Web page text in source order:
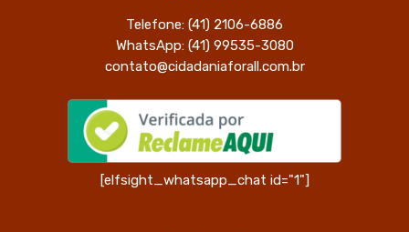
Telefone: (41) 2106-6886
WhatsApp: (41) 99535-3080
contato@cidadaniaforall.com.br
[elfsight_whatsapp_chat id="1"]